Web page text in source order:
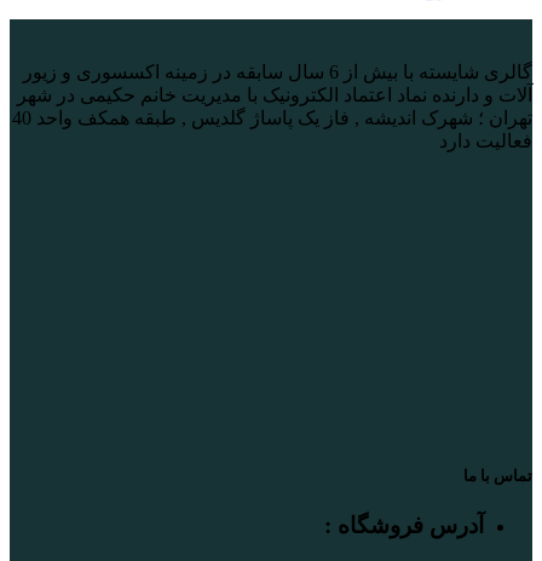
گالری شایسته با بیش از 6 سال سابقه در زمینه اکسسوری و زیور
آلات و دارنده نماد اعتماد الکترونیک با مدیریت خانم حکیمی در شهر
تهران ؛ شهرک اندیشه , فاز یک پاساژ گلدیس , طبقه همکف واحد 40
فعالیت دارد
تماس با ما
آدرس فروشگاه :